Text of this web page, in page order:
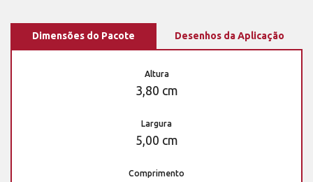
Dimensões do Pacote Desenhos da Aplicação
Altura
3,80 cm
Largura
5,00 cm
Comprimento